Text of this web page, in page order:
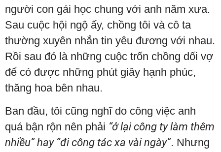
người con gái học chung với anh năm xưa.
Sau cuộc hội ngộ ấy, chồng tôi và cô ta
thường xuyên nhắn tin yêu đương với nhau.
Rồi sau đó là những cuộc trốn chồng dối vợ
để có được những phút giây hạnh phúc,
thăng hoa bên nhau.
Ban đầu, tôi cũng nghĩ do công việc anh
quá bận rộn nên phải “ở lại công ty làm thêm
nhiều” hay “đi công tác xa vài ngày”. Nhưng